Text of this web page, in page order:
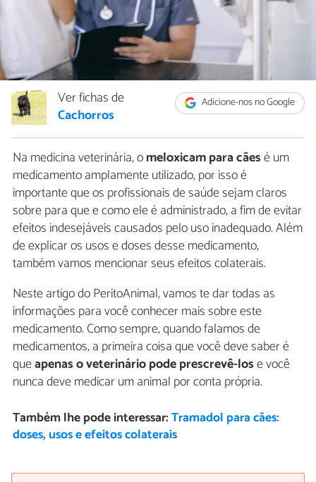
Adicione-nos no Google
Ver fichas de
Cachorros
Na medicina veterinária, omeloxicam para cãesé um
medicamento amplamente utilizado, por isso é
importante que os profissionais de saúde sejam claros
sobre para que e como ele é administrado, a fim de evitar
efeitos indesejáveis causados pelo uso inadequado. Além
de explicar os usos e doses desse medicamento,
também vamos mencionar seus efeitos colaterais.
Neste artigo do PeritoAnimal, vamos te dar todas as
informações para você conhecer mais sobre este
medicamento. Como sempre, quando falamos de
medicamentos, a primeira coisa que você deve saber é
queapenas o veterinário pode prescrevê-lose você
nunca deve medicar um animal por conta própria.
Também lhe pode interessar:Tramadol para cães:
doses, usos e efeitos colaterais